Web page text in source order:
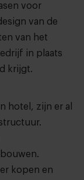
voor
van de
van het
in plaats
krijgt.
hotel, zijn er al
kopen en